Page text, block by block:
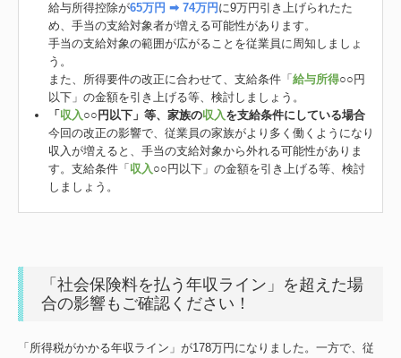
給与所得控除が65万円 ➡ 74万円 に9万円引き上げられたた
め、手当の支給対象者が増える可能性があります。
手当の支給対象の範囲が広がることを従業員に周知しましょ
う。
また、所得要件の改正に合わせて、支給条件「 給与所得○○円
以下」の金額を引き上げる等、検討しましょう。
「 収入○○円以下」等、家族の収入を支給条件にしている場合
今回の改正の影響で、従業員の家族がより多く働くようになり
収入が増えると、手当の支給対象から外れる可能性がありま
す。支給条件「 収入○○円以下」の金額を引き上げる等、検討
しましょう。
「社会保険料を払う年収ライン」を超えた場
合の影響もご確認ください！
「所得税がかかる年収ライン」が178万円になりました。一方で、従